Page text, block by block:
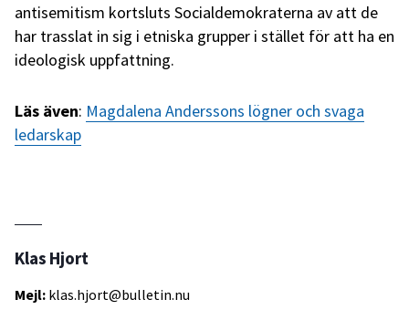
antisemitism kortsluts Socialdemokraterna av att de
har trasslat in sig i etniska grupper i stället för att ha en
ideologisk uppfattning.
Läs även: Magdalena Anderssons lögner och svaga
ledarskap
Klas Hjort
Mejl: klas.hjort@bulletin.nu